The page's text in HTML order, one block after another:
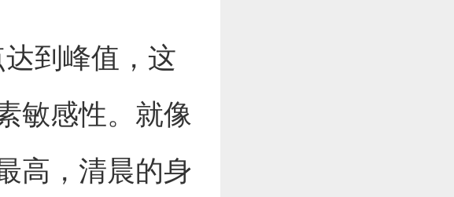
到峰值，这
敏感性。就像
高，清晨的身